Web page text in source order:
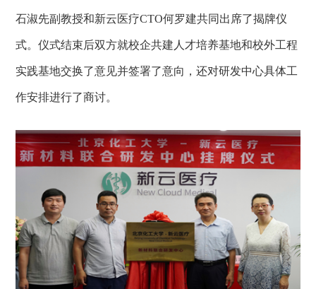
石淑先副教授和新云医疗CTO何罗建共同出席了揭牌仪
式。仪式结束后双方就校企共建人才培养基地和校外工程
实践基地交换了意见并签署了意向，还对研发中心具体工
作安排进行了商讨。